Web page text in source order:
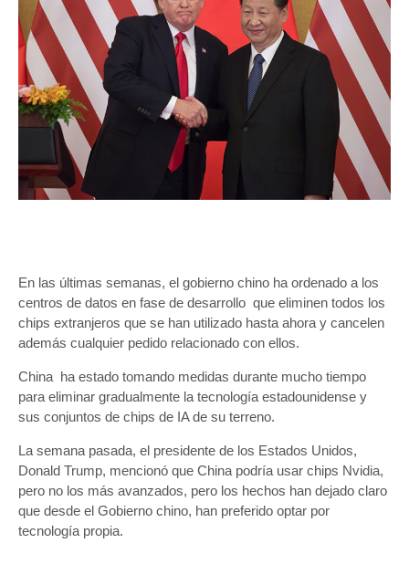
En las últimas semanas, el gobierno chino ha ordenado a los
centros de datos en fase de desarrollo que eliminen todos los
chips extranjeros que se han utilizado hasta ahora y cancelen
además cualquier pedido relacionado con ellos.
China ha estado tomando medidas durante mucho tiempo
para eliminar gradualmente la tecnología estadounidense y
sus conjuntos de chips de IA de su terreno.
La semana pasada, el presidente de los Estados Unidos,
Donald Trump, mencionó que China podría usar chips Nvidia,
pero no los más avanzados, pero los hechos han dejado claro
que desde el Gobierno chino, han preferido optar por
tecnología propia.